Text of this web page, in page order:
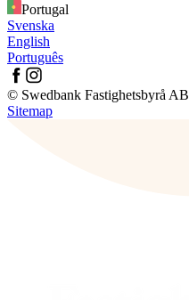
Portugal
Svenska
English
Português
© Swedbank Fastighetsbyrå AB
Sitemap